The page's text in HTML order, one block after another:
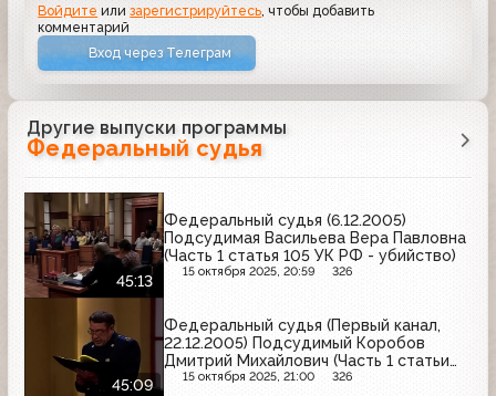
Войдите илизарегистрируйтесь , чтобы добавить
комментарий
Вход через Телеграм
Другие выпуски программы
Федеральный судья
45:13
Федеральный судья (6.12.2005)
Подсудимая Васильева Вера Павловна
(Часть 1 статья 105 УК РФ - убийство)
15 октября 2025, 20:59 326
45:09
Федеральный судья (Первый канал,
22.12.2005) Подсудимый Коробов
Дмитрий Михайлович (Часть 1 статьи
166 УК РФ, часть 1 статьи 167 УК РФ)
15 октября 2025, 21:00 326